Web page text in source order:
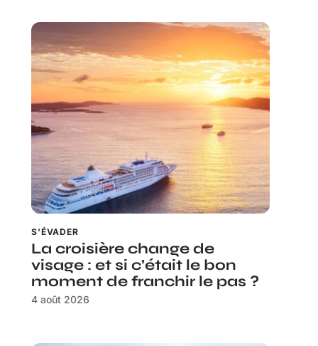
S'ÉVADER
La croisière change de
visage : et si c’était le bon
moment de franchir le pas ?
4 août 2026